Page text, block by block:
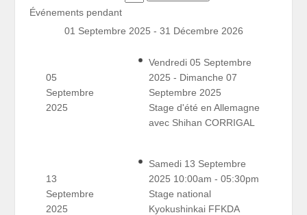
Événements pendant
01 Septembre 2025 - 31 Décembre 2026
05
Septembre
2025
Vendredi 05 Septembre
2025 - Dimanche 07
Septembre 2025
Stage d'été en Allemagne
avec Shihan CORRIGAL
13
Septembre
2025
Samedi 13 Septembre
2025 10:00am - 05:30pm
Stage national
Kyokushinkai FFKDA